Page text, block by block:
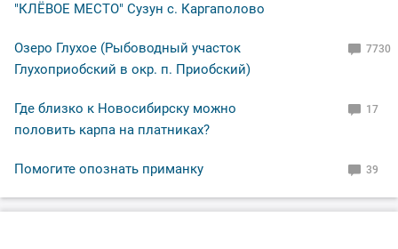
"КЛЁВОЕ МЕСТО" Сузун с. Каргаполово
Озеро Глухое (Рыбоводный участок
Глухоприобский в окр. п. Приобский)
7730
Где близко к Новосибирску можно
половить карпа на платниках?
17
Помогите опознать приманку 39